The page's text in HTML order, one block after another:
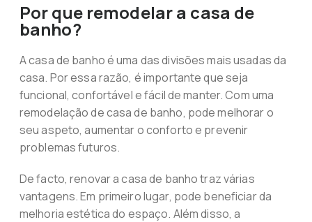
Por que remodelar a casa de
banho?
A casa de banho é uma das divisões mais usadas da
casa. Por essa razão, é importante que seja
funcional, confortável e fácil de manter. Com uma
remodelação de casa de banho, pode melhorar o
seu aspeto, aumentar o conforto e prevenir
problemas futuros.
De facto, renovar a casa de banho traz várias
vantagens. Em primeiro lugar, pode beneficiar da
melhoria estética do espaço. Além disso, a